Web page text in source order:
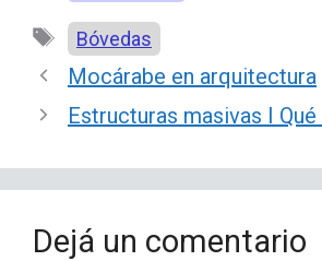
Etiquetas
Bóvedas
Mocárabe en arquitectura
Estructuras masivas Ι
Dejá un comentario